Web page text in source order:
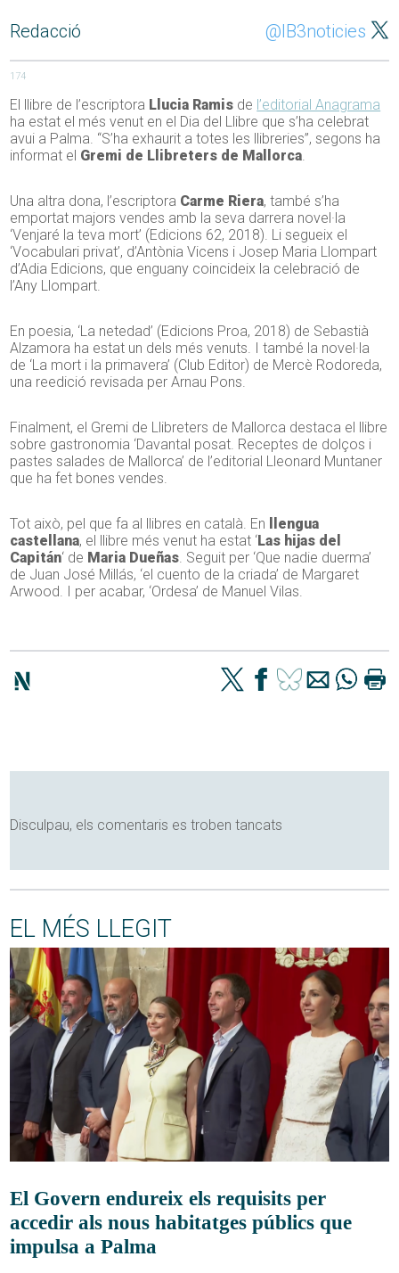
Redacció @IB3noticies
174
El llibre de l’escriptora Llucia Ramis de l’editorial Anagrama
ha estat el més venut en el Dia del Llibre que s’ha celebrat
avui a Palma. “S’ha exhaurit a totes les llibreries”, segons ha
informat el Gremi de Llibreters de Mallorca.
Una altra dona, l’escriptora Carme Riera, també s’ha
emportat majors vendes amb la seva darrera novel·la
‘Venjaré la teva mort’ (Edicions 62, 2018). Li segueix el
‘Vocabulari privat’, d’Antònia Vicens i Josep Maria Llompart
d’Adia Edicions, que enguany coincideix la celebració de
l’Any Llompart.
En poesia, ‘La netedad’ (Edicions Proa, 2018) de Sebastià
Alzamora ha estat un dels més venuts. I també la novel·la
de ‘La mort i la primavera’ (Club Editor) de Mercè Rodoreda,
una reedició revisada per Arnau Pons.
Finalment, el Gremi de Llibreters de Mallorca destaca el llibre
sobre gastronomia ‘Davantal posat. Receptes de dolços i
pastes salades de Mallorca’ de l’editorial Lleonard Muntaner
que ha fet bones vendes.
Tot això, pel que fa al llibres en català. En
llengua
castellana, el llibre més venut ha estat ‘Las hijas del
Capitán‘ de Maria Dueñas. Seguit per ‘Que nadie duerma’
de Juan José Millás, ‘el cuento de la criada’ de Margaret
Arwood. I per acabar, ‘Ordesa’ de Manuel Vilas.
Disculpau, els comentaris es troben tancats
EL MÉS LLEGIT
El Govern endureix els requisits per
accedir als nous habitatges públics que
impulsa a Palma